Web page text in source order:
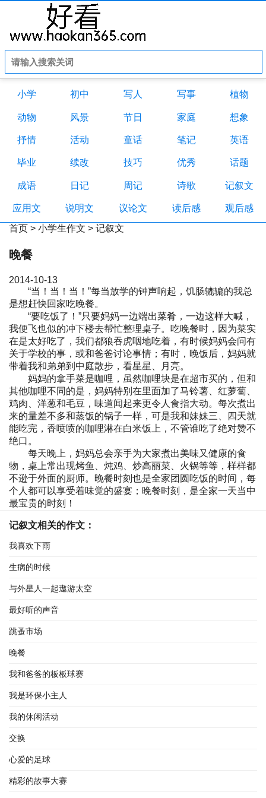
小学 初中 写人 写事 植物
动物 风景 节日 家庭 想象
抒情 活动 童话 笔记 英语
毕业 续改 技巧 优秀 话题
成语 日记 周记 诗歌 记叙文
应用文 说明文 议论文 读后感 观后感
首页 > 小学生作文 > 记叙文
晚餐
2014-10-13
“当！当！当！”每当放学的钟声响起，饥肠辘辘的我总
是想赶快回家吃晚餐。
“要吃饭了！”只要妈妈一边端出菜肴，一边这样大喊，
我便飞也似的冲下楼去帮忙整理桌子。吃晚餐时，因为菜实
在是太好吃了，我们都狼吞虎咽地吃着，有时候妈妈会问有
关于学校的事，或和爸爸讨论事情；有时，晚饭后，妈妈就
带着我和弟弟到中庭散步，看星星、月亮。
妈妈的拿手菜是咖哩，虽然咖哩块是在超市买的，但和
其他咖哩不同的是，妈妈特别在里面加了马铃薯、红萝蔔、
鸡肉、洋葱和毛豆，味道闻起来更令人食指大动。每次煮出
来的量差不多和蒸饭的锅子一样，可是我和妹妹三、四天就
能吃完，香喷喷的咖哩淋在白米饭上，不管谁吃了绝对赞不
绝口。
每天晚上，妈妈总会亲手为大家煮出美味又健康的食
物，桌上常出现烤鱼、炖鸡、炒高丽菜、火锅等等，样样都
不逊于外面的厨师。晚餐时刻也是全家团圆吃饭的时间，每
个人都可以享受着味觉的盛宴；晚餐时刻，是全家一天当中
最宝贵的时刻！
记叙文相关的作文：
我喜欢下雨
生病的时候
与外星人一起遨游太空
最好听的声音
跳蚤市场
晚餐
我和爸爸的板板球赛
我是环保小主人
我的休闲活动
交换
心爱的足球
精彩的故事大赛